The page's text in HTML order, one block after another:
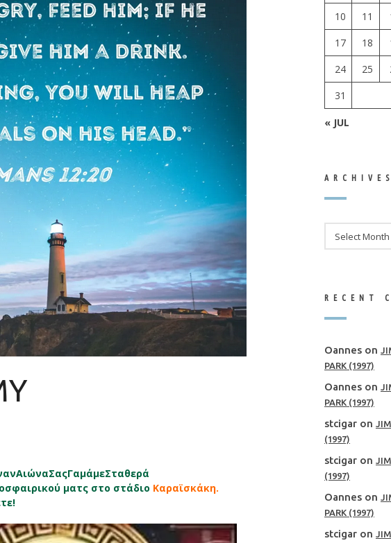
ματς στο στάδιο Καραϊσκάκη.
10
11
17
18
24
25
31
« JUL
ARCHIVES
RECENT
Oannes on
PARK (1997)
Oannes on
PARK (1997)
stcigar on
(1997)
stcigar on
(1997)
Oannes on
PARK (1997)
stcigar on